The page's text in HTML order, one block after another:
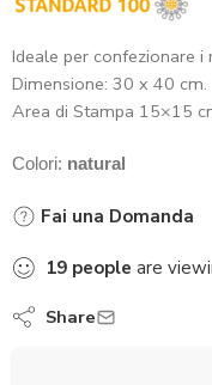
Ideale per confezionare
Dimensione: 30 x 40 cm.
Area di Stampa 15×15
Colori: natural
Fai una Domanda
19 people are
Share